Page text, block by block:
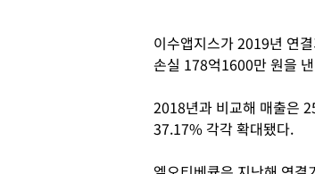
이수앱지스가 2019년 연
손실 178억1600만 원을
2018년과 비교해 매출은
37.17% 각각 확대됐다.